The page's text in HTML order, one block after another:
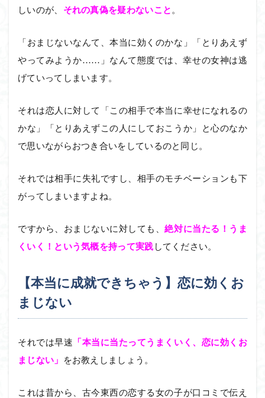
しいのが、 それの真偽を疑わないこと 。
「おまじないなんて、本当に効くのかな」「とりあえず
やってみようか……」なんて態度では、幸せの女神は逃
げていってしまいます。
それは恋人に対して「この相手で本当に幸せになれるの
かな」「とりあえずこの人にしておこうか」と心のなか
で思いながらおつき合いをしているのと同じ。
それでは相手に失礼ですし、相手のモチベーションも下
がってしまいますよね。
ですから、おまじないに対しても、絶対に当たる！うま
くいく！という気概を持って実践 してください。
【本当に成就できちゃう】恋に効くお
まじない
それでは早速 「本当に当たってうまくいく、恋に効くお
まじない」
をお教えしましょう。
これは昔から、古今東西の恋する女の子が口コミで伝え